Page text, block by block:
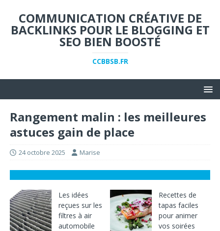
COMMUNICATION CRÉATIVE DE
BACKLINKS POUR LE BLOGGING ET
SEO BIEN BOOSTÉ
CCBBSB.FR
Rangement malin : les meilleures
astuces gain de place
24 octobre 2025 Marise
Les idées
reçues sur les
filtres à air
automobile
Recettes de
tapas faciles
pour animer
vos soirées